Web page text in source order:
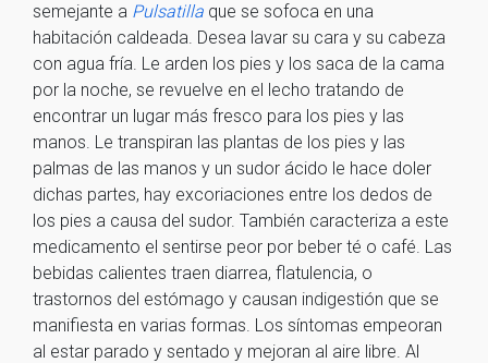
semejante a Pulsatilla que se sofoca en una
habitación caldeada. Desea lavar su cara y su cabeza
con agua fría. Le arden los pies y los saca de la cama
por la noche, se revuelve en el lecho tratando de
encontrar un lugar más fresco para los pies y las
manos. Le transpiran las plantas de los pies y las
palmas de las manos y un sudor ácido le hace doler
dichas partes, hay excoriaciones entre los dedos de
los pies a causa del sudor. También caracteriza a este
medicamento el sentirse peor por beber té o café. Las
bebidas calientes traen diarrea, flatulencia, o
trastornos del estómago y causan indigestión que se
manifiesta en varias formas. Los síntomas empeoran
al estar parado y sentado y mejoran al aire libre. Al